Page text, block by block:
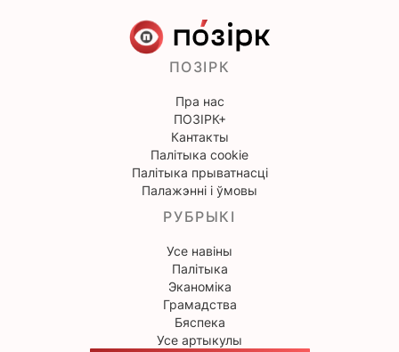
ПОЗІРК
Пра нас
ПОЗІРК+
Кантакты
Палітыка cookie
Палітыка прыватнасці
Палажэнні і ўмовы
РУБРЫКІ
Усе навіны
Палітыка
Эканоміка
Грамадства
Бяспека
Усе артыкулы